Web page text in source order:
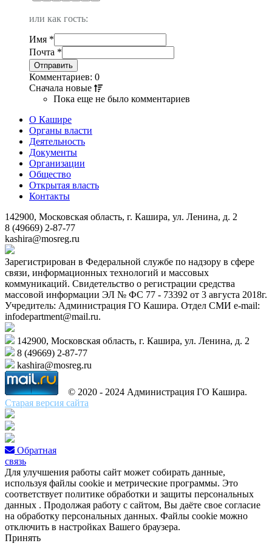
или как гость:
Имя *
Почта *
Комментариев: 0
Сначала новые
Пока еще не было комментариев
О Кашире
Органы власти
Деятельность
Документы
Организации
Общество
Открытая власть
Контакты
142900, Московская область, г. Кашира, ул. Ленина, д. 2
8 (49669) 2-87-77
kashira@mosreg.ru
Зарегистрирован в Федеральной службе по надзору в сфере
связи, информационных технологий и массовых
коммуникаций. Свидетельство о регистрации средства
массовой информации ЭЛ № ФС 77 - 73392 от 3 августа 2018г.
Учредитель: Администрация ГО Кашира. Отдел СМИ e-mail:
infodepartment@mail.ru.
142900, Московская область, г. Кашира, ул. Ленина, д. 2
8 (49669) 2-87-77
kashira@mosreg.ru
© 2020 - 2024 Администрация ГО Кашира.
Старая версия сайта
Обратная
связь
Для улучшения работы сайт может собирать данные,
используя файлы cookie и метрические программы. Это
соответствует политике обработки и защиты персональных
данных . Продолжая работу с сайтом, Вы даёте свое согласие
на обработку персональных данных. Файлы cookie можно
отключить в настройках Вашего браузера.
Принять